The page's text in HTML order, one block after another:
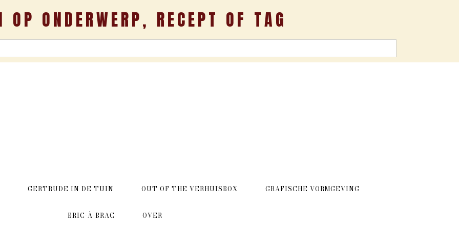
OP ONDERWERP, RECEPT OF TAG
GERTRUDE IN DE TUIN OUT OF THE VERHUISBOX GRAFISCHE VORMGEVING
BRIC-À-BRAC OVER